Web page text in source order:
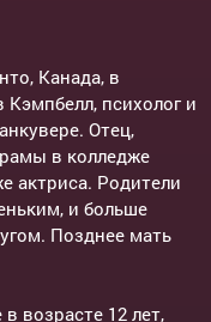
Канада, в
психолог и
Отец,
в колледже
актриса. Родители
и больше
Позднее мать
возрасте 12 лет,